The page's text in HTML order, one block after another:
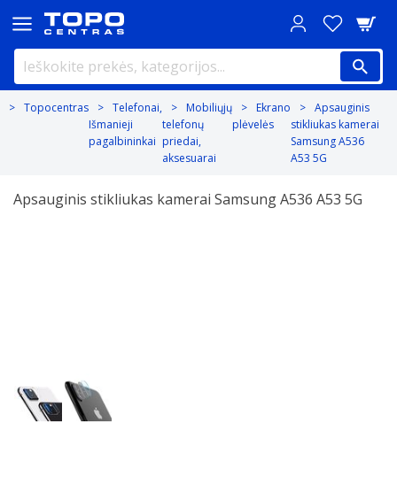
Topocentras
Telefonai,
Išmanieji
pagalbininkai
Mobiliųjų
telefonų
priedai,
aksesuarai
Ekrano
plėvelės
Apsauginis
stikliukas kamerai
Samsung A536
A53 5G
Apsauginis stikliukas kamerai Samsung A536 A53 5G